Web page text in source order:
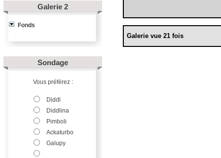
Galerie 2
Fonds
Sondage
Vous préférez :
Diddl
Diddlina
Pimboli
Ackaturbo
Galupy
Galerie vue 21 fois